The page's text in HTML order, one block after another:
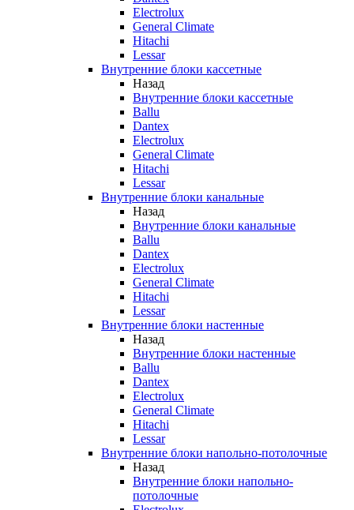
Electrolux
General Climate
Hitachi
Lessar
Внутренние блоки кассетные
Назад
Внутренние блоки кассетные
Ballu
Dantex
Electrolux
General Climate
Hitachi
Lessar
Внутренние блоки канальные
Назад
Внутренние блоки канальные
Ballu
Dantex
Electrolux
General Climate
Hitachi
Lessar
Внутренние блоки настенные
Назад
Внутренние блоки настенные
Ballu
Dantex
Electrolux
General Climate
Hitachi
Lessar
Внутренние блоки напольно-потолочные
Назад
Внутренние блоки напольно-
потолочные